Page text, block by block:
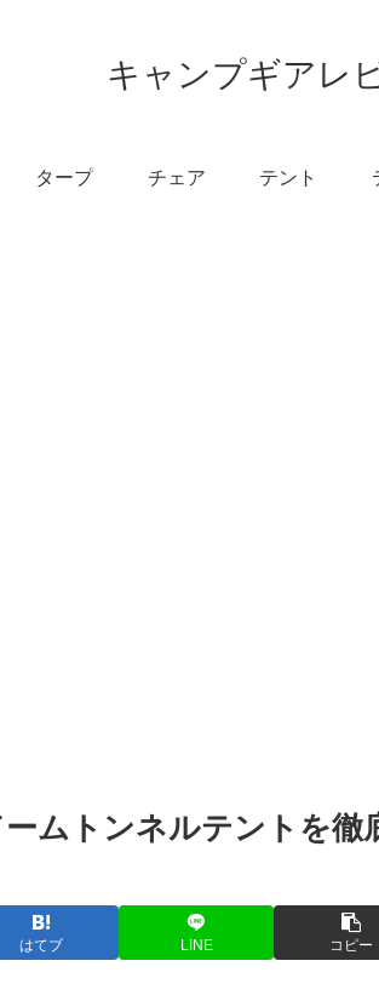
キャンプギアレ
タープ チェア テント
ームトンネルテントを徹
はてブ LINE コピー